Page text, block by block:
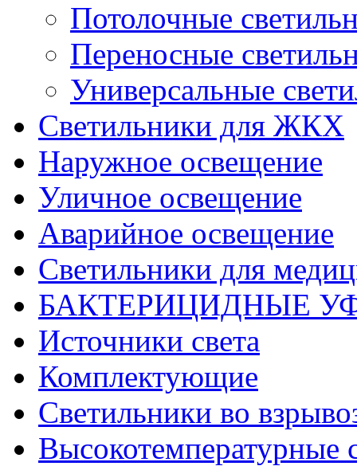
Потолочные
Переносные
Универсальные
Светильники для ЖКХ
Наружное освещение
Уличное освещение
Аварийное освещение
Светильники для
БАКТЕРИЦИДНЫЕ
Источники света
Комплектующие
Светильники во
Высокотемпературные